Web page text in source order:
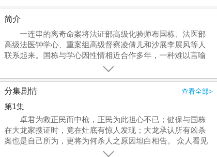
简介
一连串的离奇命案将法证部高级化验师布国栋、法医部
高级法医钟学心、重案组高级督察凌倩儿和沙展李展风等人
联系起来。国栋与学心因性情相近合作多年，一种难以言喻
的默契渐渐滋长，故当国栋与妻子周奕霏的婚姻破裂之后，
才明白最了解自己的是学心；而倩儿与展风于重案组合作无
间出生入死，造就了一段真挚的爱情…… 此外，科学鉴
证主任蒋卓君与何正民，又是法证部一对于严肃的法证工作
以外，成就浪漫的金童玉女。这群专业的人员，从鉴证、化
验、逻辑、心理、医学及科学等不同范畴，跨部门联合破案
缉凶，竭力维护法纪。
分集剧情 查看全部>
第1集
卓君为救正民而中枪，正民为此担心不已；健保与国栋
在大龙家搜证时，竟在灶底有惊人发现；大龙承认所有凶杀
案也是自己所为，更将为何杀人之原因坦白相告。 众人看见
大龙痛恨女性的情绪多年仍未平复，且愈说愈兴奋，令人毛